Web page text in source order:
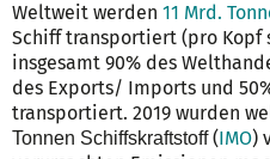
Weltweit werden 11 Mrd.
Schiff transportiert (pro Kopf
insgesamt 90% des
des Exports/ Imports und
transportiert. 2019 wurden
Tonnen Schiffskraftstoff (IMO)